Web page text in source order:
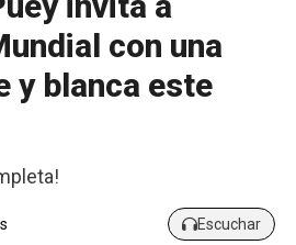
con una
y blanca este
Escuchar